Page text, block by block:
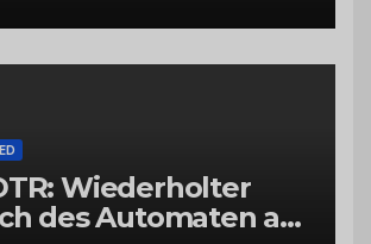
Wiederholter
des Automaten am